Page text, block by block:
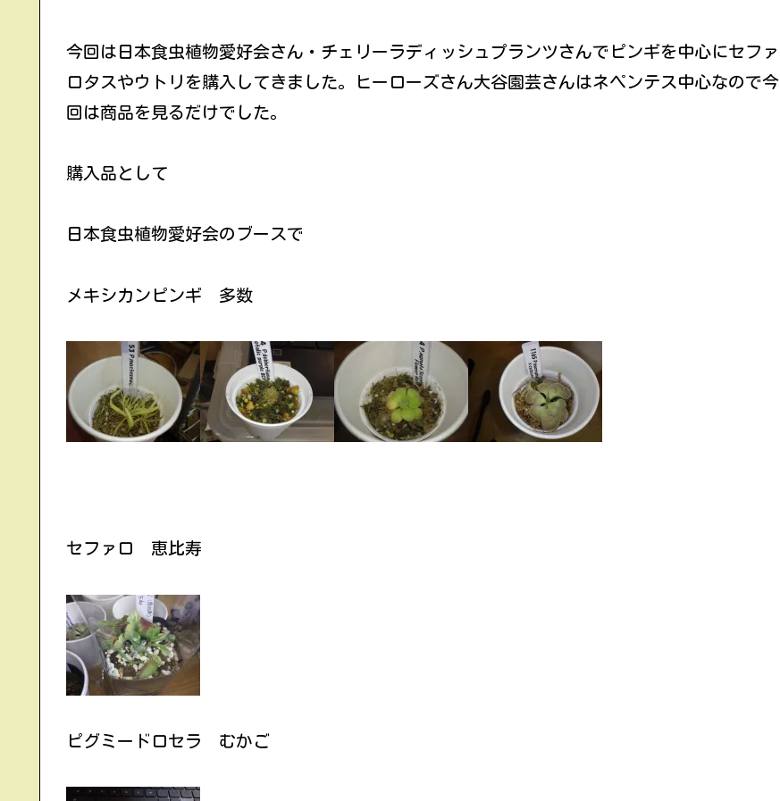
今回は日本食虫植物愛好会さん・チェリーラディッシュプランツさんでピンギを中心にセファ
ロタスやウトリを購入してきました。ヒーローズさん大谷園芸さんはネペンテス中心なので今
回は商品を見るだけでした。
購入品として
日本食虫植物愛好会のブースで
メキシカンピンギ 多数
セファロ 恵比寿
ピグミードロセラ むかご